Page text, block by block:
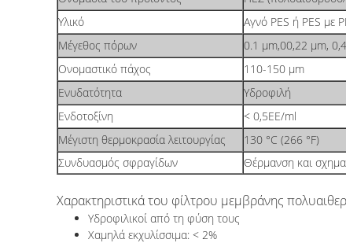
Υλικό
Αγνό PES ή PES με
Μέγεθος πόρων
0.1 μm,00,22 μm,
Ονομαστικό πάχος
110-150 μm
Ενυδατότητα
Υδροφιλή
Ενδοτοξίνη
< 0,5ΕΕ/ml
Μέγιστη θερμοκρασία λειτουργίας
130 °C (266 °F)
Συνδυασμός σφραγίδων
Θέρμανση και
Χαρακτηριστικά του φίλτρου μεμβράνης
Υδροφιλικοί από τη φύση τους
Χαμηλά εκχυλίσσιμα: < 2%